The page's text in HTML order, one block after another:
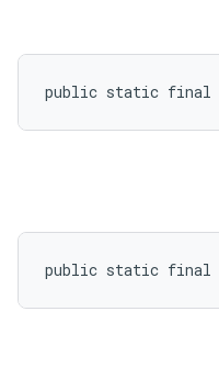
public static final
public static final